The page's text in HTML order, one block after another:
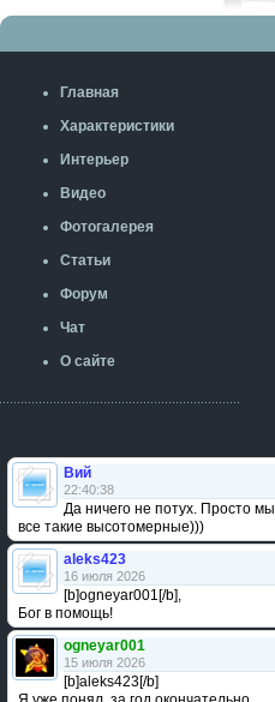
Главная
Характеристики
Интерьер
Видео
Фотогалерея
Статьи
Форум
Чат
О сайте
Вий
22:40:38
Да ничего не потух. Просто мы
все такие высотомерные)))
aleks423
16 июля 2026
[b]ogneyar001[/b],
Бог в помощь!
ogneyar001
15 июля 2026
[b]aleks423[/b]